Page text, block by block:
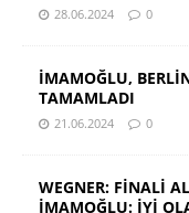
28.06.2024 0
İMAMOĞLU,
TAMAMLADI
21.06.2024 0
WEGNER: FİNALİ
İMAMOĞLU: İYİ